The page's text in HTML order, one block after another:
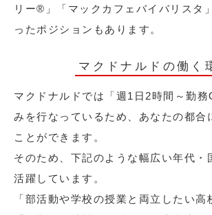
リー®︎」「マックカフェバイバリスタ
ったポジションもあります。
マクドナルドの働く
マクドナルドでは「週1日2時間～勤務
みを行なっているため、あなたの都合
ことができます。
そのため、下記のような幅広い年代・
活躍しています。
「部活動や学校の授業と両立したい高